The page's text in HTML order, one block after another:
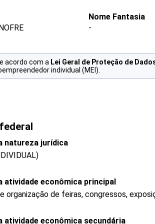
Nome Fantasia
-
acordo com a Lei Geral de Proteção de
individual (MEI).
natureza jurídica
atividade econômica principal
organização de feiras, congressos,
atividade econômica secundária